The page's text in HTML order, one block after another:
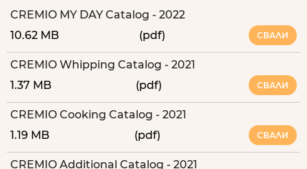
CREMIO MY DAY Catalog - 2022
10.62 MB
(pdf) СВАЛИ
CREMIO Whipping Catalog - 2021
1.37 MB
(pdf) СВАЛИ
CREMIO Cooking Catalog - 2021
1.19 MB
(pdf) СВАЛИ
CREMIO Additional Catalog - 2021